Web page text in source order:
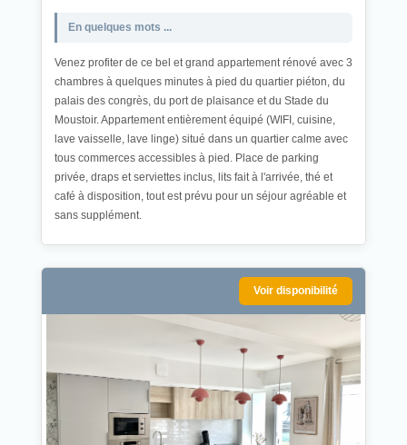
En quelques mots ...
Venez profiter de ce bel et grand appartement rénové avec 3
chambres à quelques minutes à pied du quartier piéton, du
palais des congrès, du port de plaisance et du Stade du
Moustoir. Appartement entièrement équipé (WIFI, cuisine,
lave vaisselle, lave linge) situé dans un quartier calme avec
tous commerces accessibles à pied. Place de parking
privée, draps et serviettes inclus, lits fait à l'arrivée, thé et
café à disposition, tout est prévu pour un séjour agréable et
sans supplément.
Voir disponibilité